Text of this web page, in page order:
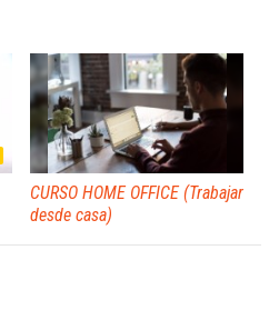
CURSO HOME OFFICE (Trabajar
desde casa)